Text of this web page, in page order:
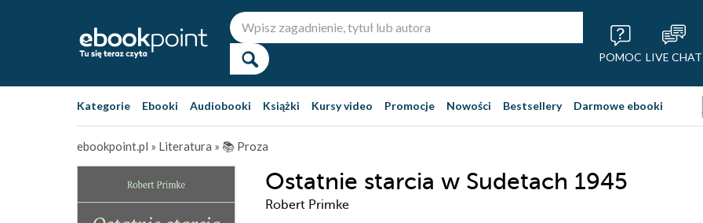
POMOC LIVE CHAT
Kategorie Ebooki Audiobooki Książki Kursy video Promocje Nowości Bestsellery Darmowe ebooki
ebookpoint.pl » Literatura » 📚 Proza
Ostatnie starcia w Sudetach 1945
Robert Primke